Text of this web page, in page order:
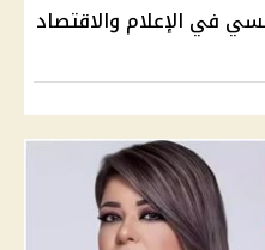
في الإعلام والاقتصاد